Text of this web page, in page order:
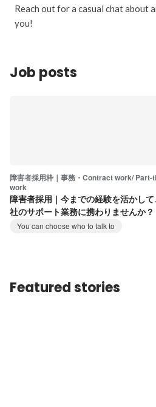
Reach out for a casual chat about
you!
Job posts
障害者採用枠｜事務・Contract work/ Part-
work
障害者採用｜今までの経験を活かし
社のサポート業務に携わりませんか？
You can choose who to talk to
Featured stories